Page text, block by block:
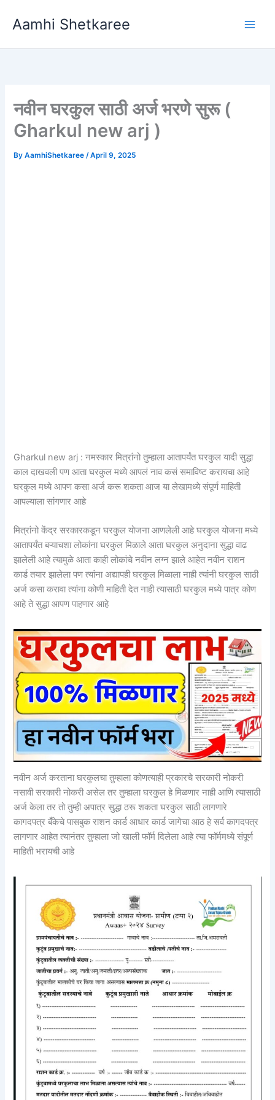
Aamhi Shetkaree
नवीन घरकुल साठी अर्ज भरणे सुरू (
Gharkul new arj )
ByAamhiShetkaree/April 9, 2025
Gharkul new arj : नमस्कार मित्रांनो तुम्हाला आतापर्यंत घरकुल यादी सुद्धा
काल दाखवली पण आता घरकुल मध्ये आपलं नाव कसं समाविष्ट करायचा आहे
घरकुल मध्ये आपण कसा अर्ज करू शकता आज या लेखामध्ये संपूर्ण माहिती
आपल्याला सांगणार आहे
मित्रांनो केंद्र सरकारकडून घरकुल योजना आणलेली आहे घरकुल योजना मध्ये
आतापर्यंत बऱ्याचशा लोकांना घरकुल मिळाले आता घरकुल अनुदाना सुद्धा वाढ
झालेली आहे त्यामुळे आता काही लोकांचे नवीन लग्न झाले आहेत नवीन राशन
कार्ड तयार झालेला पण त्यांना अद्यापही घरकुल मिळाला नाही त्यांनी घरकुल साठी
अर्ज कसा करावा त्यांना कोणी माहिती देत नाही त्यासाठी घरकुल मध्ये पात्र कोण
आहे ते सुद्धा आपण पाहणार आहे
नवीन अर्ज करताना घरकुलचा तुम्हाला कोणत्याही प्रकारचे सरकारी नोकरी
नसावी सरकारी नोकरी असेल तर तुम्हाला घरकुल हे मिळणार नाही आणि त्यासाठी
अर्ज केला तर तो तुम्ही अपात्र सुद्धा ठरू शकता घरकुल साठी लागणारे
कागदपत्र बँकेचे पासबुक राशन कार्ड आधार कार्ड जागेचा आठ हे सर्व कागदपत्र
लागणार आहेत त्यानंतर तुम्हाला जो खाली फॉर्म दिलेला आहे त्या फॉर्ममध्ये संपूर्ण
माहिती भरायची आहे